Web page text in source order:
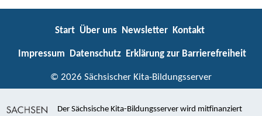
Start Über uns Newsletter Kontakt
Impressum Datenschutz Erklärung zur Barrierefreiheit
© 2026 Sächsischer Kita-Bildungsserver
Der Sächsische Kita-Bildungsserver wird mitfinanziert